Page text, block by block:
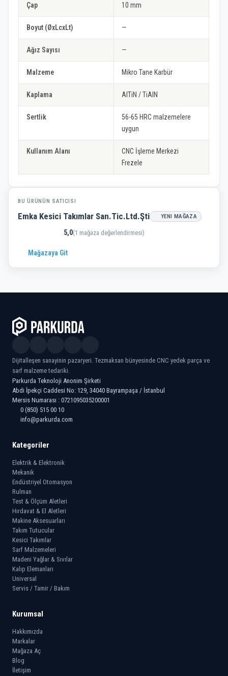
Çap 10 mm
Boyut (ØxLcxLt) —
Ağız Sayısı —
Malzeme Mikro Tane Karbür
Kaplama AlTiN / TiAlN
Sertlik
56-65 HRC malzemelere
uygun
Kullanım Alanı
CNC İşleme Merkezi
Frezele
BU ÜRÜNÜN SATICISI
Emka Kesici Takımlar San.Tic.Ltd.Şti YENI MAĞAZA
5,0(1 mağaza değerlendirmesi)
Mağazaya Git
Dijitalleşen sanayinin pazaryeri. Tezmaksan bünyesinde CNC yedek parça ve
sarf malzeme tedariki.
Parkurda Teknoloji Anonim Şirketi
Abdi İpekçi Caddesi No: 129, 34040 Bayrampaşa / İstanbul
Mersis Numarası : 0721095035200001
0 (850) 515 00 10
info@parkurda.com
Kategoriler
Elektrik & Elektronik
Mekanik
Endüstriyel Otomasyon
Rulman
Test & Ölçüm Aletleri
Hırdavat & El Aletleri
Makine Aksesuarları
Takım Tutucular
Kesici Takımlar
Sarf Malzemeleri
Madeni Yağlar & Sıvılar
Kalıp Elemanları
Universal
Servis / Tamir / Bakım
Kurumsal
Hakkımızda
Markalar
Mağaza Aç
Blog
İletişim